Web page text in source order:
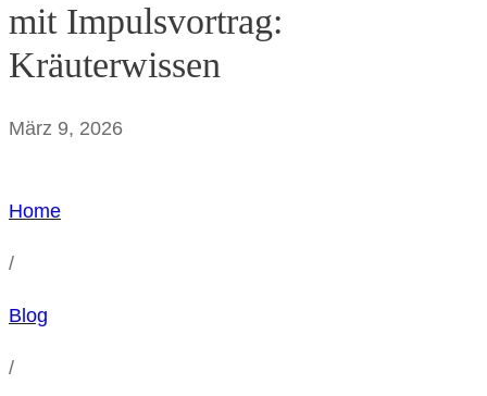
mit Impulsvortrag:
Kräuterwissen
März 9, 2026
Home
/
Blog
/